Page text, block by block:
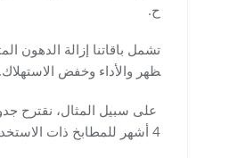
ح.
تشمل باقاتنا إزالة الدهون
ظهر والأداء وخفض الاستهلاك.
4 أشهر للمطابخ ذات الاستخدام العالي مثل المطاعم.